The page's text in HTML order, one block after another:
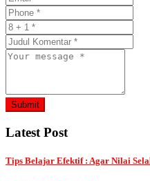
Submit
Latest Post
Tips Belajar Efektif : Agar Nilai